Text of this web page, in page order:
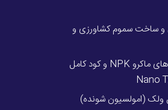
و ساخت سموم کشاورزی و
ساخت کودهای ماکرو NPK و کود کامل
ولک (امولسیون شونده)